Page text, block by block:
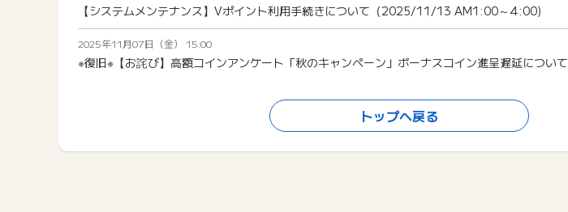
【システムメンテナンス】Vポイント利用手続きについて（2025/11/13 AM1:00～4:00)
2025年11月07日（金） 15:00
※復旧※【お詫び】高額コインアンケート「秋のキャンペーン」ボーナスコイン進呈遅延について
トップへ戻る